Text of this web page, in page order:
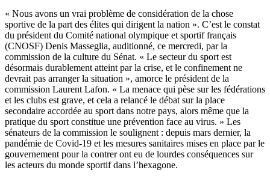
« Nous avons un vrai problème de considération de la chose
sportive de la part des élites qui dirigent la nation ». C’est le constat
du président du Comité national olympique et sportif français
(CNOSF) Denis Masseglia, auditionné, ce mercredi, par la
commission de la culture du Sénat. « Le secteur du sport est
désormais durablement atteint par la crise, et le confinement ne
devrait pas arranger la situation », amorce le président de la
commission Laurent Lafon. « La menace qui pèse sur les fédérations
et les clubs est grave, et cela a relancé le débat sur la place
secondaire accordée au sport dans notre pays, alors même que la
pratique du sport constitue une prévention face au virus. » Les
sénateurs de la commission le soulignent : depuis mars dernier, la
pandémie de Covid-19 et les mesures sanitaires mises en place par le
gouvernement pour la contrer ont eu de lourdes conséquences sur
les acteurs du monde sportif dans l’hexagone.